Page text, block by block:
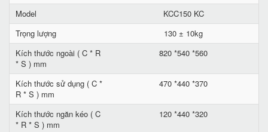
Model
KCC150 KC
Trọng lượng
130 ± 10kg
Kích thước ngoài ( C * R
* S ) mm
820 *540 *560
Kích thước sử dụng ( C *
R * S ) mm
470 *440 *370
Kích thước ngăn kéo ( C
* R * S ) mm
120 *440 *320